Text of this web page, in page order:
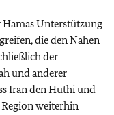
Hamas Unterstützung
die den Nahen
der
und anderer
Iran den Huthi und
weiterhin